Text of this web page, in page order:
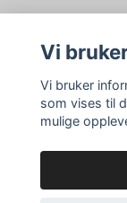
Vi
Vi bruker
som vises til
mulige